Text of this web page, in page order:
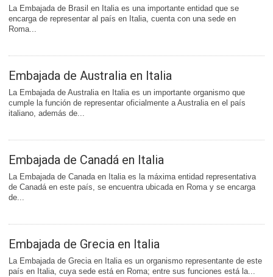
La Embajada de Brasil en Italia es una importante entidad que se
encarga de representar al país en Italia, cuenta con una sede en
Roma...
Embajada de Australia en Italia
La Embajada de Australia en Italia es un importante organismo que
cumple la función de representar oficialmente a Australia en el país
italiano, además de...
Embajada de Canadá en Italia
La Embajada de Canada en Italia es la máxima entidad representativa
de Canadá en este país, se encuentra ubicada en Roma y se encarga
de...
Embajada de Grecia en Italia
La Embajada de Grecia en Italia es un organismo representante de este
país en Italia, cuya sede está en Roma; entre sus funciones está la...